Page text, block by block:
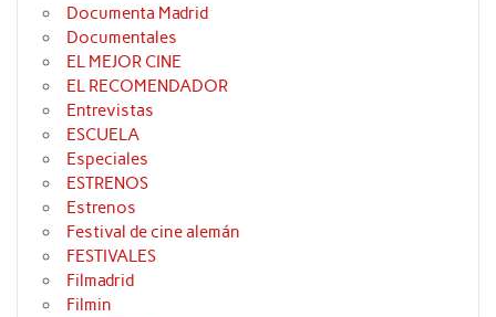
Documenta Madrid
Documentales
EL MEJOR CINE
EL RECOMENDADOR
Entrevistas
ESCUELA
Especiales
ESTRENOS
Estrenos
Festival de cine alemán
FESTIVALES
Filmadrid
Filmin